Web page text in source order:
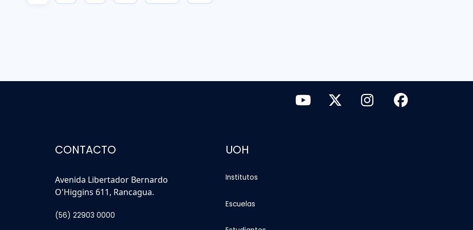
CONTACTO
Avenida Libertador Bernardo
O'Higgins 611, Rancagua.
(56) 22903 0000
UOH
Institutos
Escuelas